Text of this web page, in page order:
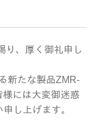
り、厚く御礼申し
新たな製品ZMR-
には大変御迷惑
し上げます。